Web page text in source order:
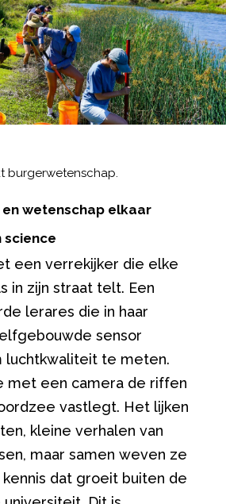
Jump to navigation
burgerwetenschap.
wetenschap elkaar
science
een verrekijker die elke
in zijn straat telt. Een
lerares die in haar
sensor
luchtkwaliteit te meten.
met een camera de riffen
vastlegt. Het lijken
kleine verhalen van
, maar samen weven ze
dat groeit buiten de